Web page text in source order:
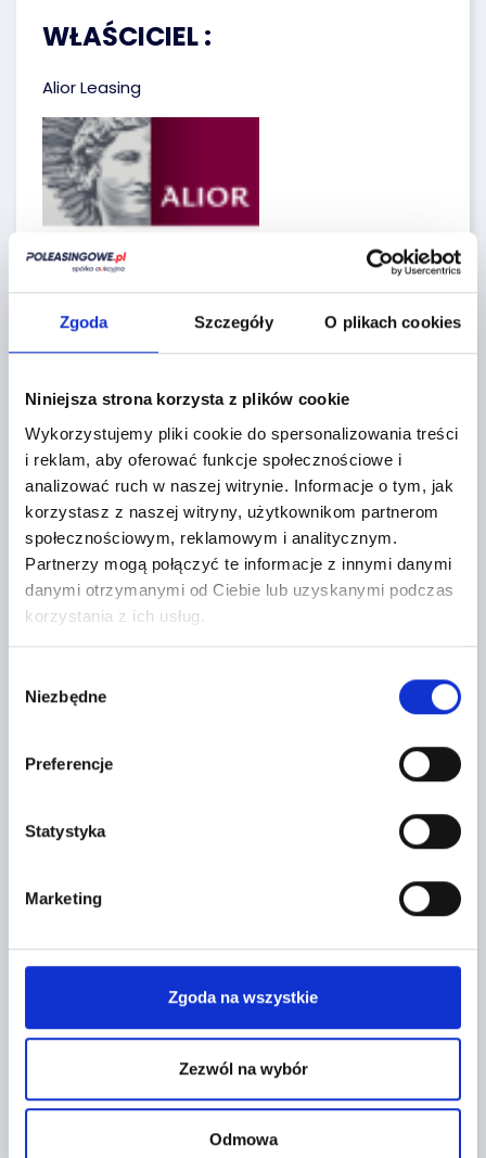
Zgoda Szczegóły O plikach cookies
Niniejsza strona korzysta z plików cookie
Wykorzystujemy pliki cookie do spersonalizowania treści
i reklam, aby oferować funkcje społecznościowe i
analizować ruch w naszej witrynie. Informacje o tym, jak
korzystasz z naszej witryny, użytkownikom partnerom
społecznościowym, reklamowym i analitycznym.
Partnerzy mogą połączyć te informacje z innymi danymi
danymi otrzymanymi od Ciebie lub uzyskanymi podczas
korzystania z ich usług.
zgody
Niezbędne
Preferencje
Statystyka
Marketing
Zgoda na wszystkie
Zezwól na wybór
Odmowa
WŁAŚCICIEL :
Alior Leasing
Regulaminy sprzedawcy
Lokalizacja:
Miękinia,
Aukcyjna 1
+
−
contributors
FORMULARZ KONTAKTOWY